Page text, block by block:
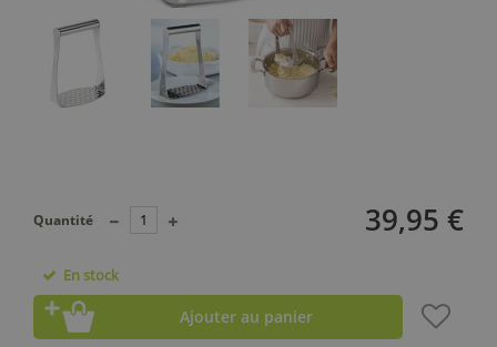
39,95 €
Quantité
En stock
Ajouter au panier